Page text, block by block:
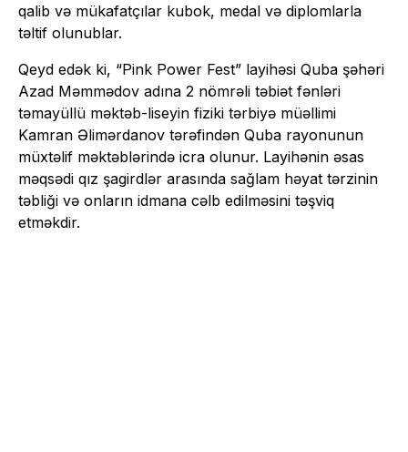
qalib və mükafatçılar kubok, medal və diplomlarla
təltif olunublar.
Qeyd edək ki, “Pink Power Fest” layihəsi Quba şəhəri
Azad Məmmədov adına 2 nömrəli təbiət fənləri
təmayüllü məktəb-liseyin fiziki tərbiyə müəllimi
Kamran Əlimərdanov tərəfindən Quba rayonunun
müxtəlif məktəblərində icra olunur. Layihənin əsas
məqsədi qız şagirdlər arasında sağlam həyat tərzinin
təbliği və onların idmana cəlb edilməsini təşviq
etməkdir.